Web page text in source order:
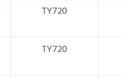
TY720
TY720